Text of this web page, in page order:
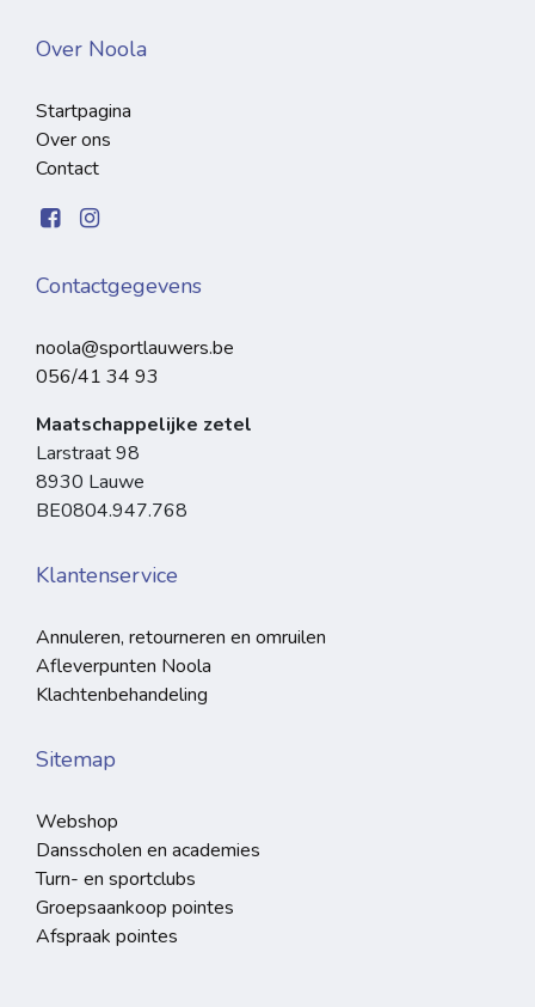
Over Noola
Startpagina
Over ons
Contact
Contactgegevens
noola@sportlauwers.be
056/41 34 93
Maatschappelijke zetel
Larstraat 98
8930 Lauwe
BE0804.947.768
Klantenservice
Annuleren, retourneren en omruilen
Afleverpunten Noola
Klachtenbehandeling
Sitemap
Webshop
Dansscholen en academies
Turn- en sportclubs
Groepsaankoop pointes
Afspraak pointes